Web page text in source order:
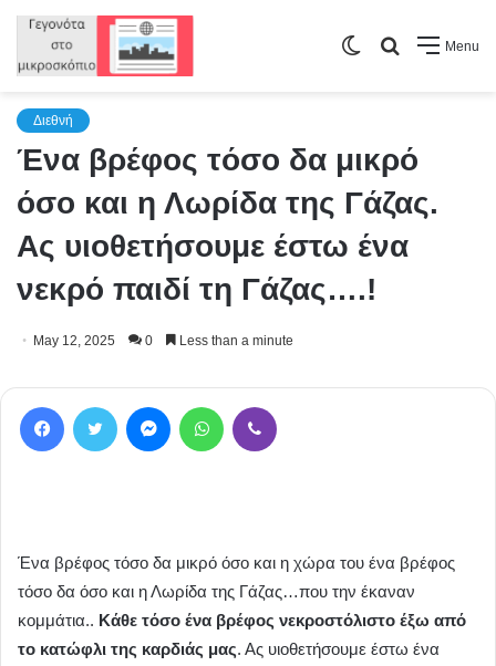
Menu
Search
Switch
Διεθνή
Ένα βρέφος τόσο δα μικρό
όσo και η Λωρίδα της Γάζας.
Ας υιοθετήσουμε έστω ένα
νεκρό παιδί τη Γάζας….!
May 12, 2025 0 Less than a minute
Ένα βρέφος τόσο δα μικρό όσο και η χώρα του ένα βρέφος
τόσο δα όσο και η Λωρίδα της Γάζας…που την έκαναν
κομμάτια.. Κάθε τόσο ένα βρέφος νεκροστόλιστο έξω από
το κατώφλι της καρδιάς μας. Ας υιοθετήσουμε έστω ένα